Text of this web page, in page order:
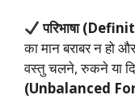
परिभाषा
का मान बराबर न हो
वस्तु चलने, रुकने या
(Unbalanced